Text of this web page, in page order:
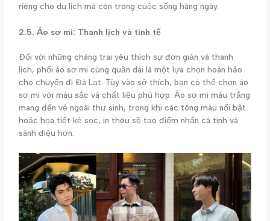
riêng cho du lịch mà còn trong cuộc sống hàng ngày.
2.5. Áo sơ mi: Thanh lịch và tinh tế
Đối với những chàng trai yêu thích sự đơn giản và thanh
lịch, phối áo sơ mi cùng quần dài là một lựa chọn hoàn hảo
cho chuyến đi Đà Lạt. Tùy vào sở thích, bạn có thể chọn áo
sơ mi với màu sắc và chất liệu phù hợp. Áo sơ mi màu trắng
mang đến vẻ ngoài thư sinh, trong khi các tông màu nổi bật
hoặc họa tiết kẻ sọc, in thêu sẽ tạo điểm nhấn cá tính và
sành điệu hơn.